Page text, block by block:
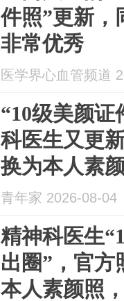
件照”更新，
非常优秀
医学界心血管频道
“10级美颜证
科医生又更
换为本人素
青年家 2026-08-04
精神科医生
出圈”，官方
本人素颜照